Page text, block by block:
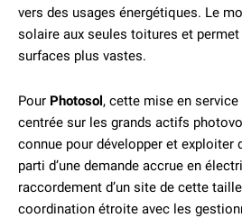
vers des usages énergétiques. Le
solaire aux seules toitures et
surfaces plus vastes.
Pour Photosol, cette mise en
centrée sur les grands actifs
connue pour développer et exploiter
parti d’une demande accrue en
raccordement d’un site de cette
coordination étroite avec les